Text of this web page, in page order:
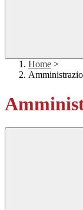
Home >